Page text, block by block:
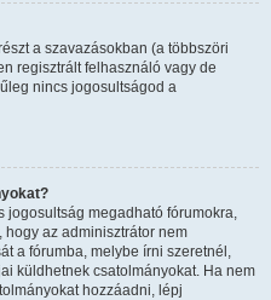
a szavazásokban (a többszöri
regisztrált felhasználó vagy de
nincs jogosultságod a
jogosultság megadható fórumokra,
az adminisztrátor nem
a fórumba, melybe írni szeretnél,
küldhetnek csatolmányokat. Ha nem
hozzáadni, lépj